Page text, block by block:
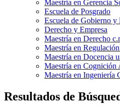
Maestría en Gerencia
Escuela de Posgrado
Escuela de Gobierno y
Derecho y Empresa
Maestría en Derecho
Maestría en
Maestría en Docencia
Maestría en Cognición
Maestría en Ingeniería
Resultados de